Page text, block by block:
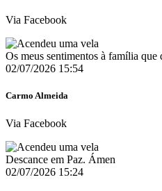
Via Facebook
Os meus sentimentos à família que
02/07/2026 15:54
Carmo Almeida
Via Facebook
Descance em Paz. Ámen
02/07/2026 15:24